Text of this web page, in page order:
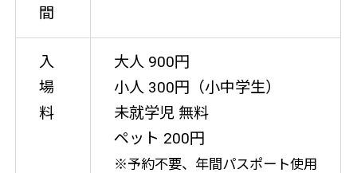
間
入
場
料
大人 900円
小人 300円（小中学生）
未就学児 無料
ペット 200円
※予約不要、年間パスポート使用